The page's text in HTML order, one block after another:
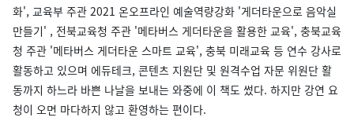
화', 교육부 주관 2021 온오프라인 예술역량강화 '게더타운으로 음악실
만들기' , 전북교육청 주관 '메타버스 게더타운을 활용한 교육', 충북교육
청 주관 '메타버스 게더타운 스마트 교육', 충북 미래교육 등 연수 강사로
활동하고 있으며 에듀테크, 콘텐츠 지원단 및 원격수업 자문 위원단 활
동까지 하느라 바쁜 나날을 보내는 와중에 이 책도 썼다. 하지만 강연 요
청이 오면 마다하지 않고 환영하는 편이다.